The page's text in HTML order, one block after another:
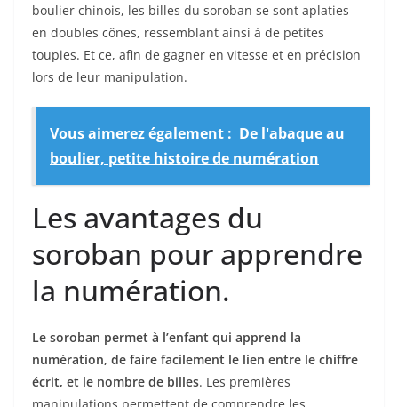
boulier chinois, les billes du soroban se sont aplaties
en doubles cônes, ressemblant ainsi à de petites
toupies. Et ce, afin de gagner en vitesse et en précision
lors de leur manipulation.
Vous aimerez également : De l'abaque au
boulier, petite histoire de numération
Les avantages du
soroban pour apprendre
la numération.
Le soroban permet à l’enfant qui apprend la
numération, de faire facilement le lien entre le chiffre
écrit, et le nombre de billes. Les premières